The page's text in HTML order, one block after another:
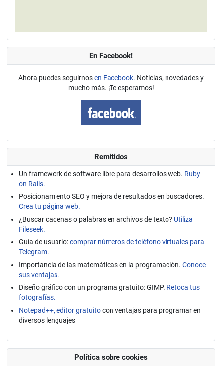
En Facebook!
Ahora puedes seguirnosen Facebook. Noticias, novedades y
mucho más. ¡Te esperamos!
Remitidos
Un framework de software libre para desarrollos web. Ruby
on Rails.
Posicionamiento SEO y mejora de resultados en buscadores.
Crea tu página web.
¿Buscar cadenas o palabras en archivos de texto? Utiliza
Fileseek.
Guía de usuario:comprar números de teléfono virtuales para
Telegram.
Importancia de las matemáticas en la programación. Conoce
sus ventajas.
Diseño gráfico con un programa gratuito: GIMP. Retoca tus
fotografías.
Notepad++, editor gratuitocon ventajas para programar en
diversos lenguajes
Política sobre cookies